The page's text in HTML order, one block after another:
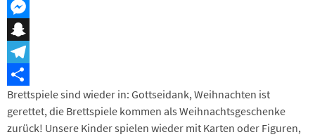
Threema
Messenger
Snapchat
Telegram
Teilen
Brettspiele sind wieder in: Gottseidank, Weihnachten ist
gerettet, die Brettspiele kommen als Weihnachtsgeschenke
zurück! Unsere Kinder spielen wieder mit Karten oder Figuren,